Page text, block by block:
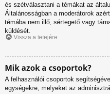
és szétválasztani a témákat az
Általánosságban a moderátorok
témába nem illő, sértegető vagy
küldését.
Vissza a tetejére
Mik azok a csoportok?
A felhasználói csoportok
egységekre, melyeket az